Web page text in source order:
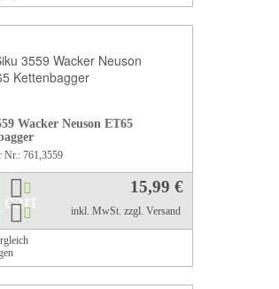
Wacker Neuson ET65
Nr.: 761,3559
15,99 €
inkl. MwSt. zzgl. Versand